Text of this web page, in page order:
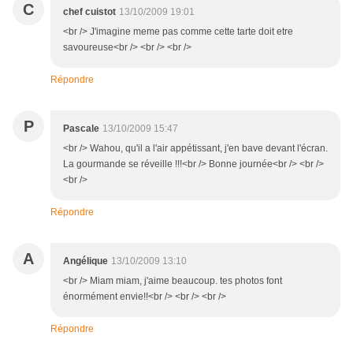
C chef cuistot 13/10/2009 19:01
<br /> J'imagine meme pas comme cette tarte doit etre
savoureuse<br /> <br /> <br />
Répondre
P Pascale 13/10/2009 15:47
<br /> Wahou, qu'il a l'air appétissant, j'en bave devant l'écran.
La gourmande se réveille !!!<br /> Bonne journée<br /> <br />
<br />
Répondre
A Angélique 13/10/2009 13:10
<br /> Miam miam, j'aime beaucoup. tes photos font
énormément envie!!<br /> <br /> <br />
Répondre